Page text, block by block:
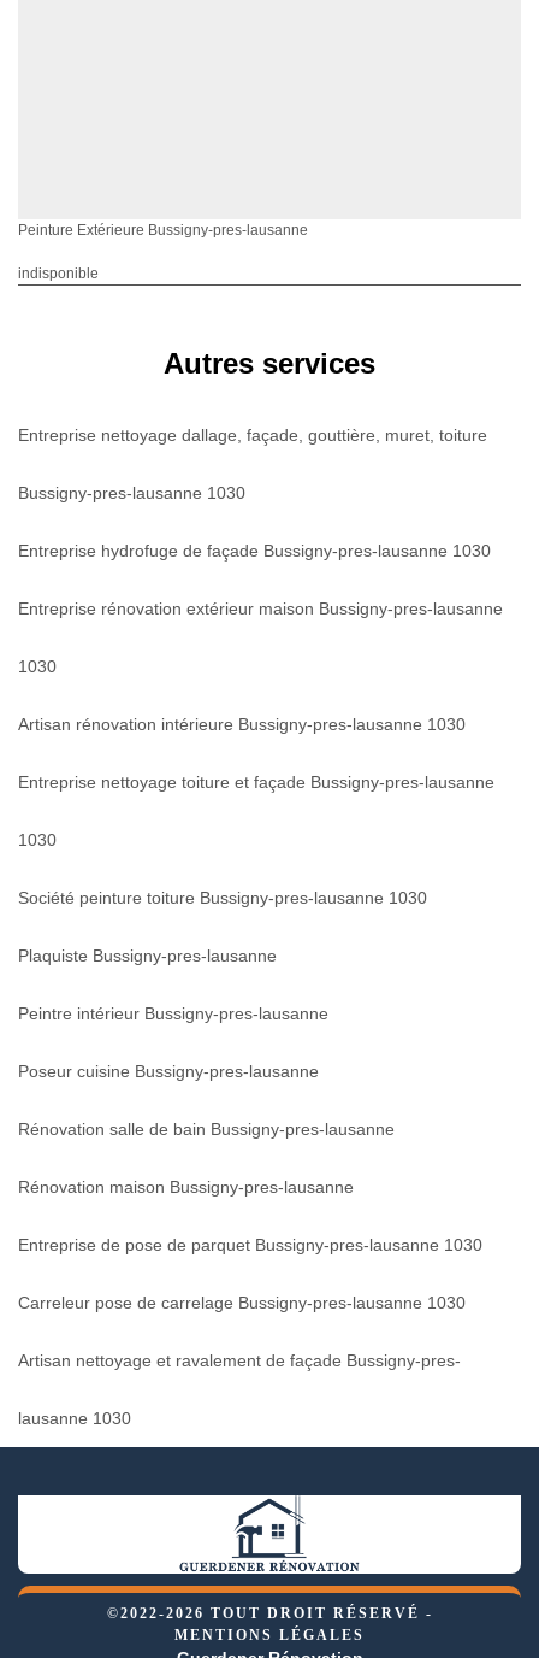
Peinture Extérieure Bussigny-pres-lausanne
indisponible
Autres services
Entreprise nettoyage dallage, façade, gouttière, muret, toiture
Bussigny-pres-lausanne 1030
Entreprise hydrofuge de façade Bussigny-pres-lausanne 1030
Entreprise rénovation extérieur maison Bussigny-pres-lausanne
1030
Artisan rénovation intérieure Bussigny-pres-lausanne 1030
Entreprise nettoyage toiture et façade Bussigny-pres-lausanne
1030
Société peinture toiture Bussigny-pres-lausanne 1030
Plaquiste Bussigny-pres-lausanne
Peintre intérieur Bussigny-pres-lausanne
Poseur cuisine Bussigny-pres-lausanne
Rénovation salle de bain Bussigny-pres-lausanne
Rénovation maison Bussigny-pres-lausanne
Entreprise de pose de parquet Bussigny-pres-lausanne 1030
Carreleur pose de carrelage Bussigny-pres-lausanne 1030
Artisan nettoyage et ravalement de façade Bussigny-pres-
lausanne 1030
©2022-2026 TOUT DROIT RÉSERVÉ -
MENTIONS LÉGALES